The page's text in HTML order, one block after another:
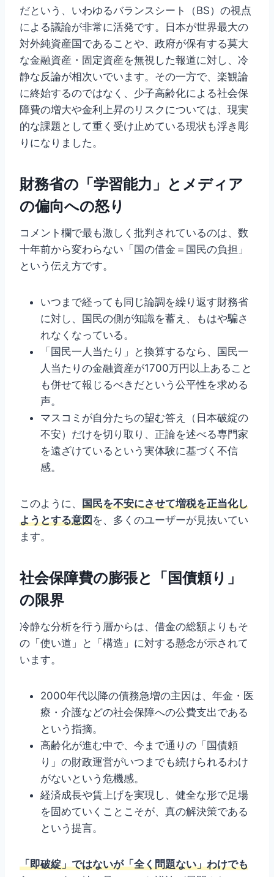
だという、いわゆるバランスシート（BS）の視点
による議論が非常に活発です。日本が世界最大の
対外純資産国であることや、政府が保有する莫大
な金融資産・固定資産を無視した報道に対し、冷
静な反論が相次いでいます。その一方で、楽観論
に終始するのではなく、少子高齢化による社会保
障費の増大や金利上昇のリスクについては、現実
的な課題として重く受け止めている現状も浮き彫
りになりました。
財務省の「学習能力」とメディア
の偏向への怒り
コメント欄で最も激しく批判されているのは、数
十年前から変わらない「国の借金＝国民の負担」
という伝え方です。
いつまで経っても同じ論調を繰り返す財務省
に対し、国民の側が知識を蓄え、もはや騙さ
れなくなっている。
「国民一人当たり」と換算するなら、国民一
人当たりの金融資産が1700万円以上あること
も併せて報じるべきだという公平性を求める
声。
マスコミが自分たちの望む答え（日本破綻の
不安）だけを切り取り、正論を述べる専門家
を遠ざけているという実体験に基づく不信
感。
このように、 国民を不安にさせて増税を正当化し
ようとする意図を、多くのユーザーが見抜いてい
ます。
社会保障費の膨張と「国債頼り」
の限界
冷静な分析を行う層からは、借金の総額よりもそ
の「使い道」と「構造」に対する懸念が示されて
います。
2000年代以降の債務急増の主因は、年金・医
療・介護などの社会保障への公費支出である
という指摘。
高齢化が進む中で、今まで通りの「国債頼
り」の財政運営がいつまでも続けられるわけ
がないという危機感。
経済成長や賃上げを実現し、健全な形で足場
を固めていくことこそが、真の解決策である
という提言。
「即破綻」ではないが「全く問題ない」わけでも